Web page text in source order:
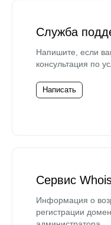
Служба
Напишите, если
консультация по
Написать
Сервис
Информация о
регистрации